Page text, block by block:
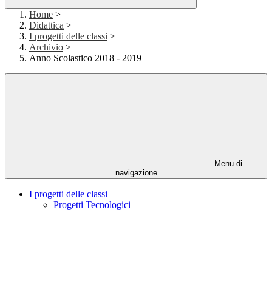
Home >
Didattica >
I progetti delle classi >
Archivio >
Anno Scolastico 2018 - 2019
Menu di
navigazione
I progetti delle classi
Progetti Tecnologici